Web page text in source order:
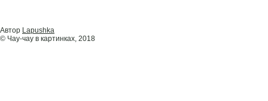
Автор Lapushka
© Чау-чау в картинках, 2018